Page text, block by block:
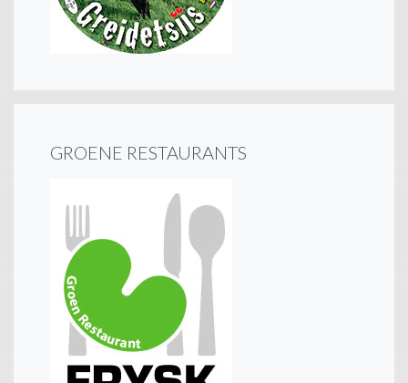
GROENE RESTAURANTS